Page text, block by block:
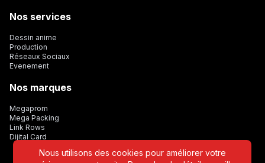
Nos services
Dessin anime
Production
Réseaux Sociaux
Evenement
Nos marques
Megaprom
Mega Packing
Link Rows
Dijital Card
Nous utilisons des cookies pour améliorer votre